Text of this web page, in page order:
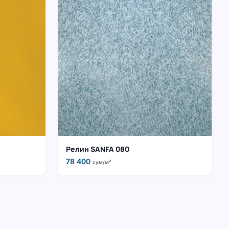
Релин SANFA 080
78 400 сум/м²